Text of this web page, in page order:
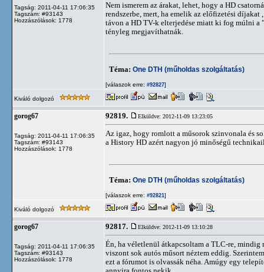
Tagság: 2011-04-11 17:06:35
Tagszám: #93143
Hozzászólások: 1778
Nem ismerem az árakat, lehet, hogy a HD
rendszerbe, mert, ha emelik az előfizetési díjakat
távon a HD TV-k elterjedése miatt ki fog múlni a
tényleg megjavíthatnák.
Téma: One DTH (műholdas szolgáltatás)
[válaszok erre: #92827]
Kiváló dolgozó
gorog67
Tagság: 2011-04-11 17:06:35
Tagszám: #93143
Hozzászólások: 1778
92819. Elküldve: 2012-11-09 13:23:05
Az igaz, hogy romlott a műsorok szinvonala és
a History HD azért nagyon jó minőségű
Téma: One DTH (műholdas szolgáltatás)
[válaszok erre: #92821]
Kiváló dolgozó
gorog67
Tagság: 2011-04-11 17:06:35
Tagszám: #93143
Hozzászólások: 1778
92817. Elküldve: 2012-11-09 13:10:28
Én, ha véletlenül átkapcsoltam a TLC-re, mindig
viszont sok autós műsort néztem eddig.
ezt a fórumot is olvassák néha. Amúgy egy